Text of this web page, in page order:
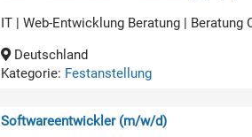
IT | Web-Entwicklung Beratung | Beratung
Deutschland
Kategorie: Festanstellung
Softwareentwickler (m/w/d)